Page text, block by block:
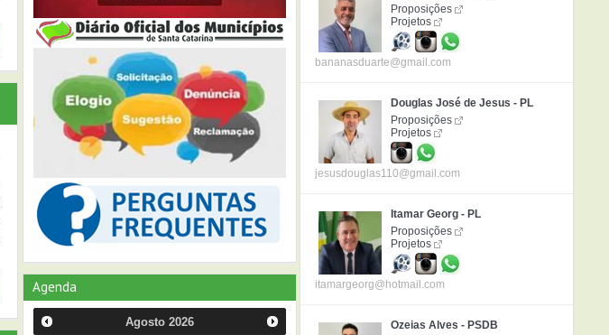
Proposições
Projetos
bananasduarte@gmail.com
Douglas José de Jesus - PL
Proposições
Projetos
jesusdouglas110@gmail.com
Itamar Georg - PL
Proposições
Projetos
itamargeorg@hotmail.com
Ozeias Alves - PSDB
Agenda
Agosto 2026